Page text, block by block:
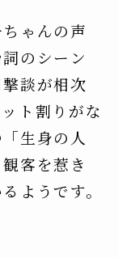
ゃんの声
のシーン
談が相次
ト割りがな
生身の人
客を惹き
ようです。